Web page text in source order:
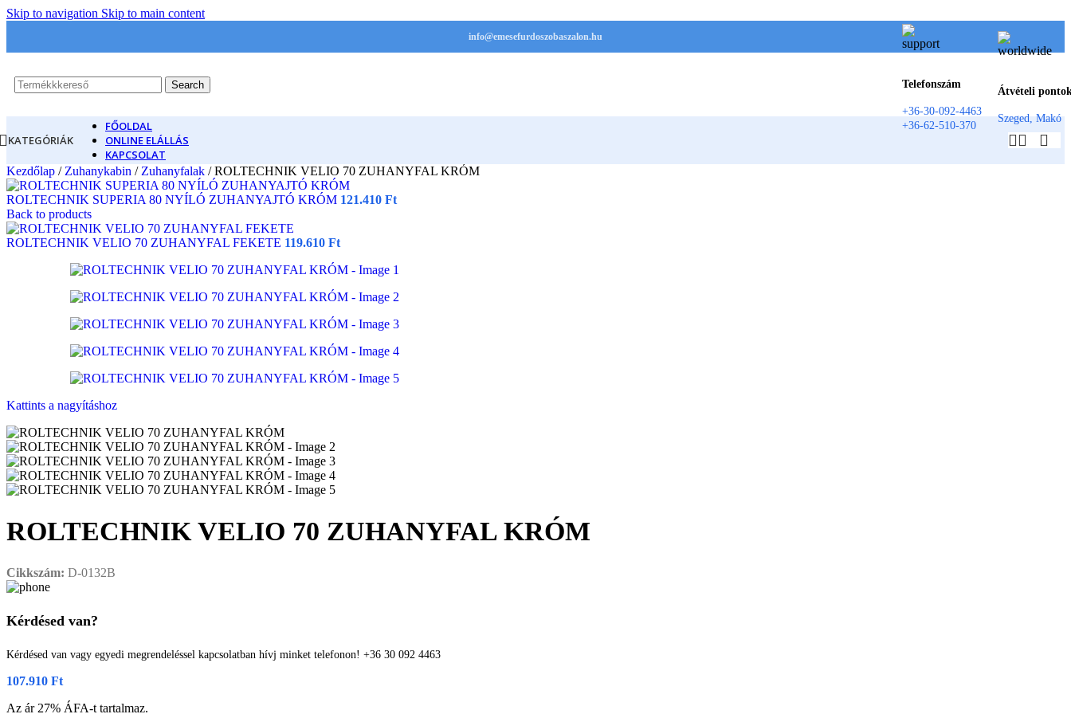
Skip to navigation Skip to main content
info@emesefurdoszobaszalon.hu
Search Telefonszám
+36-30-092-4463
+36-62-510-370
Átvételi
Szeged, Makó
KATEGÓRIÁK
FŐOLDAL
ONLINE ELÁLLÁS
KAPCSOLAT
Kezdőlap / Zuhanykabin / Zuhanyfalak / ROLTECHNIK VELIO 70 ZUHANYFAL KRÓM
ROLTECHNIK SUPERIA 80 NYÍLÓ ZUHANYAJTÓ KRÓM 121.410 Ft
Back to products
ROLTECHNIK VELIO 70 ZUHANYFAL FEKETE 119.610 Ft
Kattints a nagyításhoz
ROLTECHNIK VELIO 70 ZUHANYFAL KRÓM
Cikkszám: D-0132B
Kérdésed van?
Kérdésed van vagy egyedi megrendeléssel kapcsolatban hívj minket telefonon! +36 30 092 4463
107.910 Ft
Az ár 27% ÁFA-t tartalmaz.